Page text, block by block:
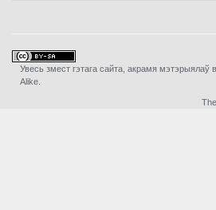
Увесь змест гэтага сайта, акрамя
Alike.